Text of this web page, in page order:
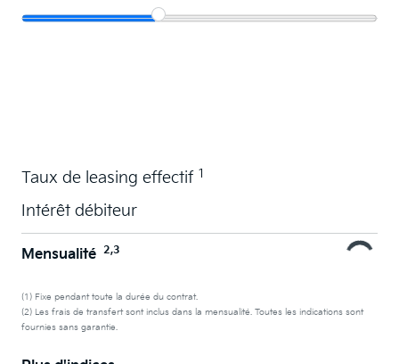
Taux de leasing effectif 1
Intérêt débiteur
Mensualité 2,3
(1) Fixe pendant toute la durée du contrat.
(2) Les frais de transfert sont inclus dans la mensualité. Toutes les indications sont
fournies sans garantie.